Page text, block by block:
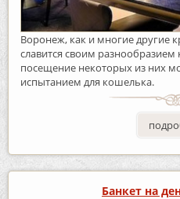
Воронеж, как и многие другие
славится своим
посещение некоторых из них
испытанием для кошелька.
Банкет на